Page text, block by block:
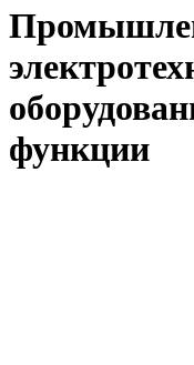
функции